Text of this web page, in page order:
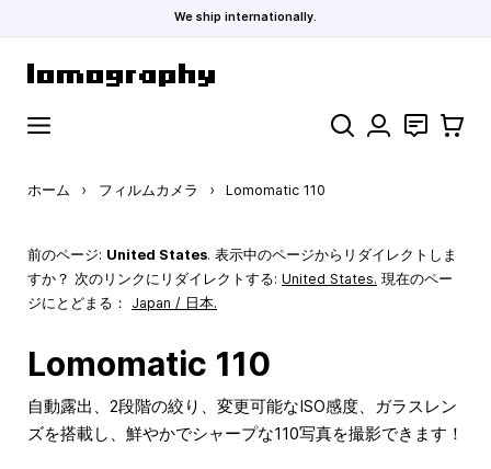
We ship internationally.
検索 お問い合わ
カート
ホーム › フィルムカメラ › Lomomatic 110
前のページ: United States. 表示中のページからリダイレクトしま
すか？ 次のリンクにリダイレクトする: United States. 現在のペー
ジにとどまる： Japan / 日本.
Lomomatic 110
自動露出、2段階の絞り、変更可能なISO感度、ガラスレン
ズを搭載し、鮮やかでシャープな110写真を撮影できます！